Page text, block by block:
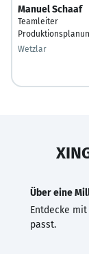
Manuel Schaaf
Teamleiter
Wetzlar
Über eine
Entdecke
passt.